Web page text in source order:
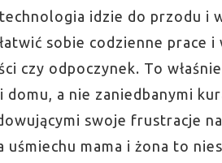
idzie do przodu i
sobie codzienne prace
czy odpoczynek. To
a nie zaniedbanymi
swoje frustracje
uśmiechu mama i żona to